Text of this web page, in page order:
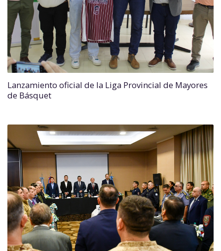
Lanzamiento oficial de la Liga Provincial de Mayores
de Básquet